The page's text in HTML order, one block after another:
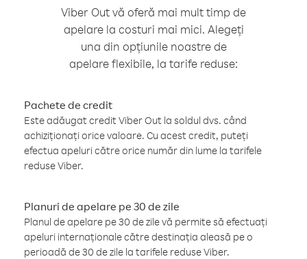
Viber Out vă oferă mai mult timp de
apelare la costuri mai mici. Alegeți
una din opțiunile noastre de
apelare flexibile, la tarife reduse:
Pachete de credit
Este adăugat credit Viber Out la soldul dvs. când
achiziționați orice valoare. Cu acest credit, puteți
efectua apeluri către orice număr din lume la tarifele
reduse Viber.
Planuri de apelare pe 30 de zile
Planul de apelare pe 30 de zile vă permite să efectuați
apeluri internaționale către destinația aleasă pe o
perioadă de 30 de zile la tarifele reduse Viber.